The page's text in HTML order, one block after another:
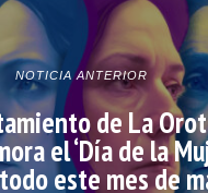
NOTICIA ANTERIOR
de La
el ‘Día de la
este mes de